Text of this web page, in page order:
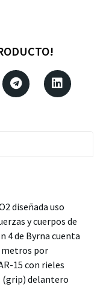
diseñada uso
y cuerpos de
4 de Byrna cuenta
metros por
15 con rieles
(grip) delantero